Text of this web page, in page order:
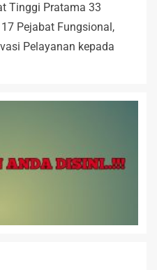
Tinggi Pratama 33
Pejabat Fungsional,
Pelayanan kepada